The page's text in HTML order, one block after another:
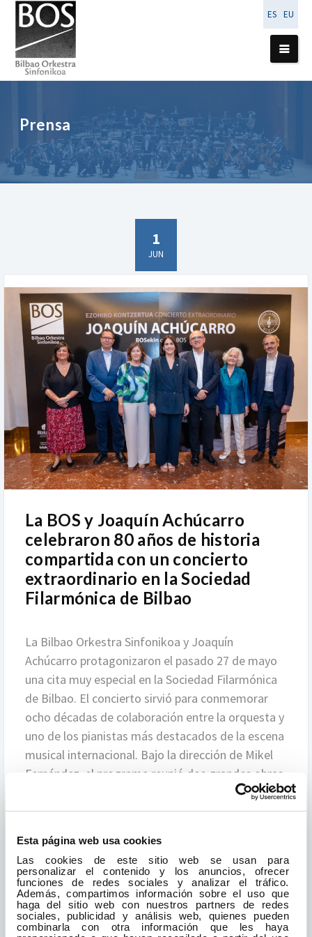
Esta página web usa cookies
Las cookies de este sitio web se usan para
personalizar el contenido y los anuncios, ofrecer
funciones de redes sociales y analizar el tráfico.
Además, compartimos información sobre el uso que
haga del sitio web con nuestros partners de redes
sociales, publicidad y análisis web, quienes pueden
combinarla con otra información que les haya
ES EU
Prensa
1
JUN
La BOS y Joaquín Achúcarro
celebraron 80 años de historia
compartida con un concierto
extraordinario en la Sociedad
Filarmónica de Bilbao
La Bilbao Orkestra Sinfonikoa y Joaquín
Achúcarro protagonizaron el pasado 27 de mayo
una cita muy especial en la Sociedad Filarmónica
de Bilbao. El concierto sirvió para conmemorar
ocho décadas de colaboración entre la orquesta y
uno de los pianistas más destacados de la escena
musical internacional. Bajo la dirección de Mikel
Fernández, el programa reunió dos grandes obras
del repertorio romántico. La velada comenzó con
Las hébridas, obertura nº 2 Op. 26 de Felix
marinos de Escocia y considerada una de las
páginas orquestales más evocadoras del
compositor alemán. A continuación, Joaquín
Achúcarro interpretó el célebre Concierto para
piano y orquesta en la menor Op. 16 de Edvard